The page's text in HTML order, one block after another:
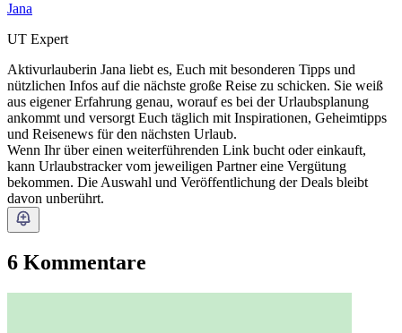
Jana
UT Expert
Aktivurlauberin Jana liebt es, Euch mit besonderen Tipps und
nützlichen Infos auf die nächste große Reise zu schicken. Sie weiß
aus eigener Erfahrung genau, worauf es bei der Urlaubsplanung
ankommt und versorgt Euch täglich mit Inspirationen, Geheimtipps
und Reisenews für den nächsten Urlaub.
Wenn Ihr über einen weiterführenden Link bucht oder einkauft,
kann Urlaubstracker vom jeweiligen Partner eine Vergütung
bekommen. Die Auswahl und Veröffentlichung der Deals bleibt
davon unberührt.
6 Kommentare